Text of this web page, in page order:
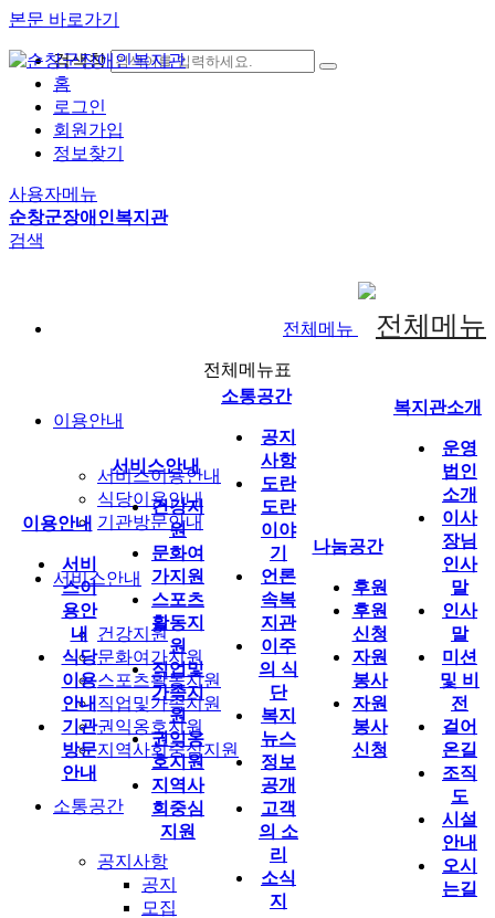
본문 바로가기
검색창
홈
로그인
회원가입
정보찾기
사용자메뉴
순창군장애인복지관
검색
전체메뉴
이용안내
서비스이용안내
식당이용안내
기관방문안내
서비스안내
건강지원
문화여가지원
스포츠활동지원
직업및가족지원
권익옹호지원
지역사회중심지원
소통공간
공지사항
공지
모집
전체메뉴표
이용안내
서비
스이
용안
내
식당
이용
안내
기관
방문
안내
서비스안내
건강지
원
문화여
가지원
스포츠
활동지
원
직업및
가족지
원
권익옹
호지원
지역사
회중심
지원
소통공간
공지
사항
도란
도란
이야
기
언론
속복
지관
이주
의 식
단
복지
뉴스
정보
공개
고객
의 소
리
소식
지
나눔공간
후원
후원
신청
자원
봉사
자원
봉사
신청
복지관소개
운영
법인
소개
이사
장님
인사
말
인사
말
미션
및 비
전
걸어
온길
조직
도
시설
안내
오시
는길